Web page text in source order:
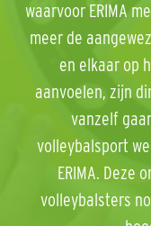
waarvoor ERIMA
meer de
en elkaar op
aanvoelen, zijn
vanzelf
volleybalsport
ERIMA. Deze
volleybalsters